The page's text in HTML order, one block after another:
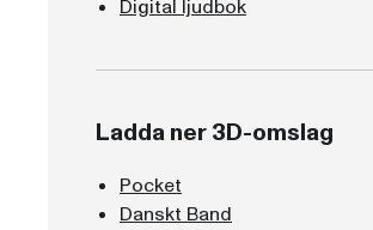
Digital ljudbok
Ladda ner 3D-omslag
Pocket
Danskt Band